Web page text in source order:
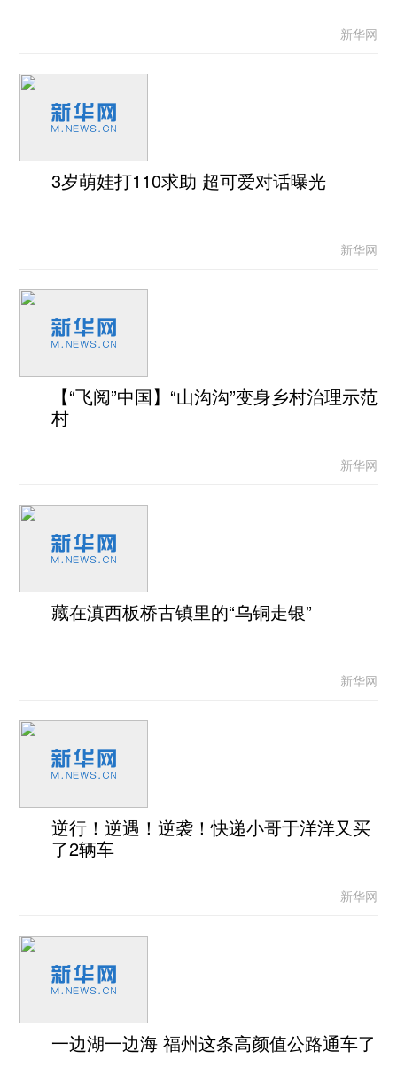
新华网
3岁萌娃打110求助 超可爱对话曝光
新华网
【“飞阅”中国】“山沟沟”变身乡村治理示范
村
新华网
藏在滇西板桥古镇里的“乌铜走银”
新华网
逆行！逆遇！逆袭！快递小哥于洋洋又买
了2辆车
新华网
一边湖一边海 福州这条高颜值公路通车了